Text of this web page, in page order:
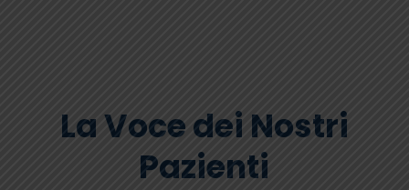
La Voce dei Nostri
Pazienti